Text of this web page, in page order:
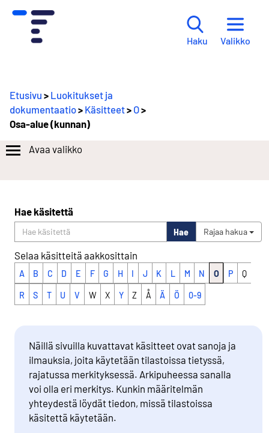
Haku Valikko
Etusivu > Luokitukset ja
dokumentaatio> Käsitteet> O>
Osa-alue (kunnan)
Avaa valikko
Hae käsitettä
Hae Rajaa hakua
Selaa käsitteitä aakkosittain
A B C D E F G H I J K L M N O P Q
R S T U V W X Y Z Å Ä Ö 0-9
Näillä sivuilla kuvattavat käsitteet ovat sanoja ja
ilmauksia, joita käytetään tilastoissa tietyssä,
rajatussa merkityksessä. Arkipuheessa sanalla
voi olla eri merkitys. Kunkin määritelmän
yhteydestä löydät tiedon, missä tilastoissa
käsitettä käytetään.